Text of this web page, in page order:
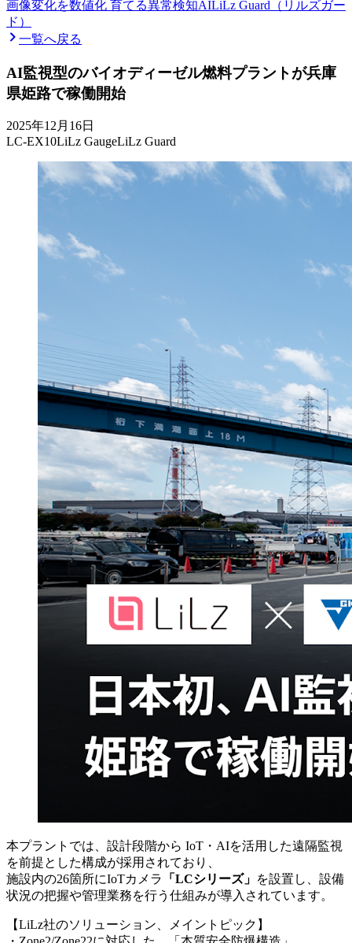
画像変化を数値化 育てる異常検知AILiLz Guard（リルズガー
ド）
一覧へ戻る
AI監視型のバイオディーゼル燃料プラントが兵庫
県姫路で稼働開始
2025年12月16日
LC-EX10LiLz GaugeLiLz Guard
本プラントでは、設計段階から IoT・AIを活用した遠隔監視
を前提とした構成が採用されており、
施設内の26箇所にIoTカメラ
「LCシリーズ」 を設置し、設備
状況の把握や管理業務を行う仕組みが導入されています。
【LiLz社のソリューション、メイントピック】